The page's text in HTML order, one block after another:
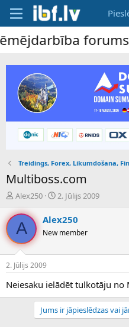
forums
Treidings, Forex, Likumdošana,
Multiboss.com
P
v
e
d
i
n
a
u
Alex250
S
k
m
a
t
u
m
s
2. Jūlijs 2009
A Alex250
New member
2. Jūlijs 2009
Neiesaku ielādēt tulkotāju
Jums ir jāpieslēdzas vai